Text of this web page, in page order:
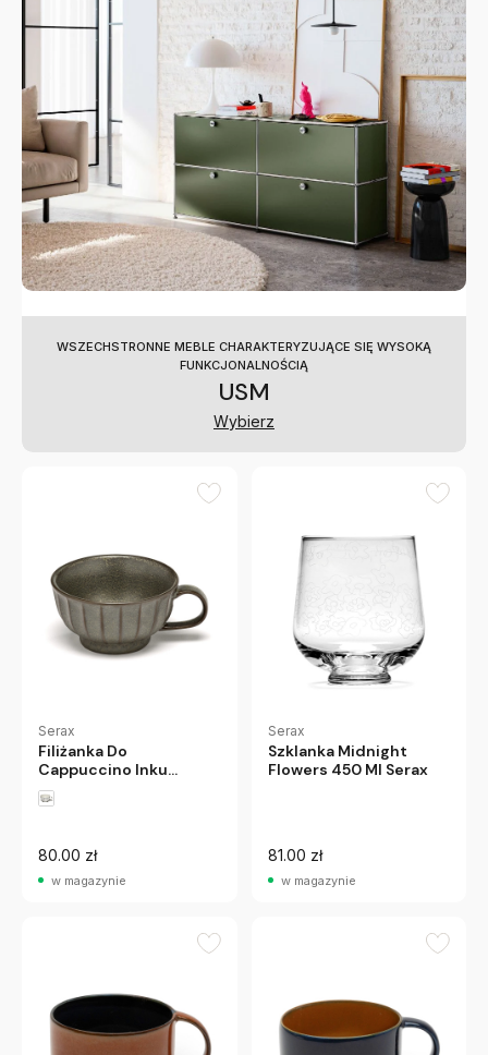
WSZECHSTRONNE MEBLE CHARAKTERYZUJĄCE SIĘ WYSOKĄ
FUNKCJONALNOŚCIĄ
USM
Wybierz
Serax
Filiżanka Do
Cappuccino Inku
Zielona Serax
80.00 zł
w magazynie
Serax
Szklanka Midnight
Flowers 450 Ml Serax
81.00 zł
w magazynie